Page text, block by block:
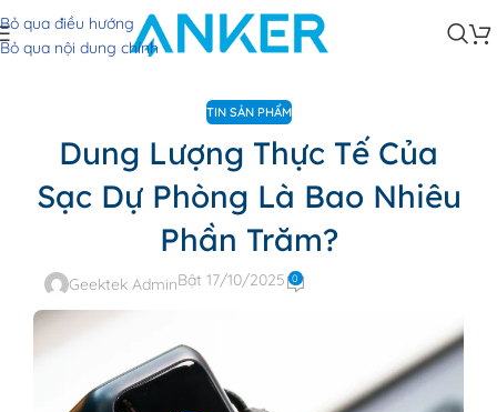
Bỏ qua điều hướng
Bỏ qua nội dung chính
TIN SẢN PHẨM
Dung Lượng Thực Tế Của
Sạc Dự Phòng Là Bao Nhiêu
Phần Trăm?
Geektek AdminBật 17/10/2025 0